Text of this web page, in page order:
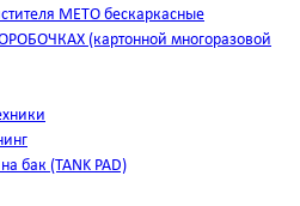
METO бескаркасные
(картонной многоразовой
бак (TANK PAD)